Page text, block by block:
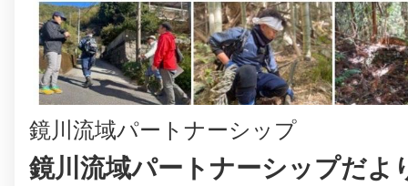
鏡川流域パートナーシップ
鏡川流域パートナーシップだよ